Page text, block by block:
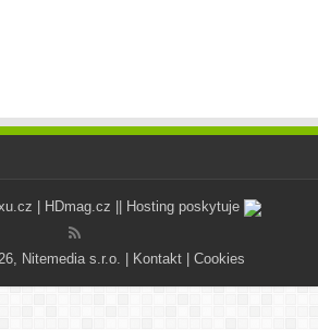
HDmag.cz || Hosting poskytuje
Nitemedia s.r.o. | Kontakt Cookies